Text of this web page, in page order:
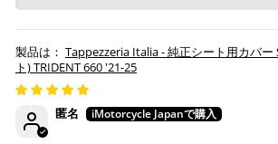
※ 税込300,000円以上のお買い物の際
せん。
※ お支払いは現金のみとなります。
銀行振込
Tappezzeria Italia - 純正シート用カバー
ト) TRIDENT 660 '21-25
匿名